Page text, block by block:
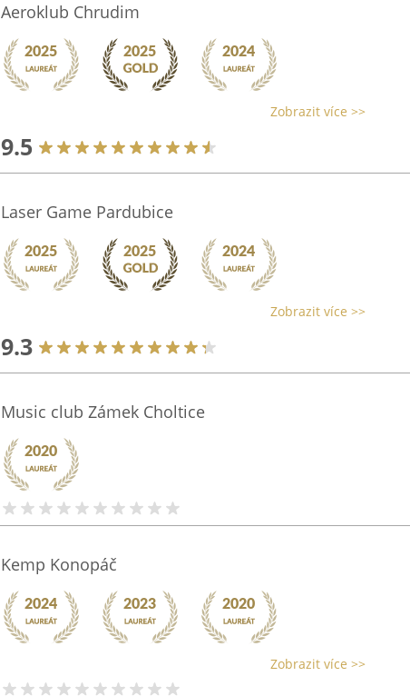
Aeroklub Chrudim
Zobrazit více >>
9.5
Laser Game Pardubice
Zobrazit více >>
9.3
Music club Zámek Choltice
Kemp Konopáč
Zobrazit více >>